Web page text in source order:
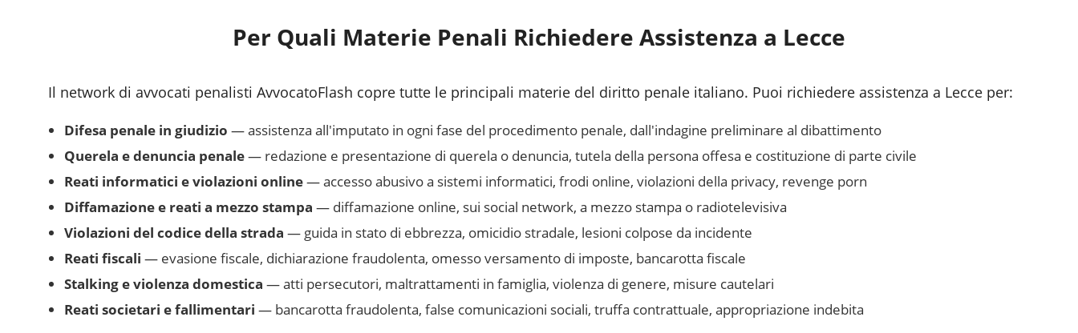
Per Quali Materie Penali Richiedere Assistenza a Lecce
Il network di avvocati penalisti AvvocatoFlash copre tutte le principali materie del diritto penale italiano. Puoi richiedere assistenza a Lecce per:
Difesa penale in giudizio — assistenza all'imputato in ogni fase del procedimento penale, dall'indagine preliminare al dibattimento
Querela e denuncia penale— redazione e presentazione di querela o denuncia, tutela della persona offesa e costituzione di parte civile
Reati informatici e violazioni online— accesso abusivo a sistemi informatici, frodi online, violazioni della privacy, revenge porn
Diffamazione e reati a mezzo stampa — diffamazione online, sui social network, a mezzo stampa o radiotelevisiva
Violazioni del codice della strada — guida in stato di ebbrezza, omicidio stradale, lesioni colpose da incidente
Reati fiscali — evasione fiscale, dichiarazione fraudolenta, omesso versamento di imposte, bancarotta fiscale
Stalking e violenza domestica — atti persecutori, maltrattamenti in famiglia, violenza di genere, misure cautelari
Reati societari e fallimentari — bancarotta fraudolenta, false comunicazioni sociali, truffa contrattuale, appropriazione indebita